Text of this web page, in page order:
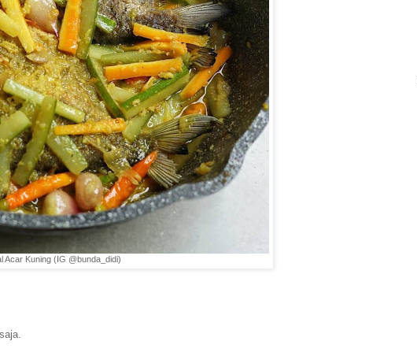
Acar Kuning (IG @bunda_didi)